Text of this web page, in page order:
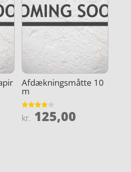
Afdækningsmåtte 10
m
Vurderet
4
kr. 125,00